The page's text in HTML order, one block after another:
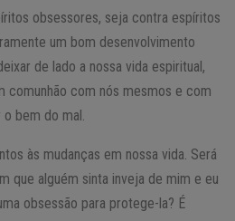
obsessores, seja contra espíritos
um bom desenvolvimento
de lado a nossa vida espiritual,
comunhão com nós mesmos e com
bem do mal.
às mudanças em nossa vida. Será
que alguém sinta inveja de mim e eu
obsessão para protege-la? É